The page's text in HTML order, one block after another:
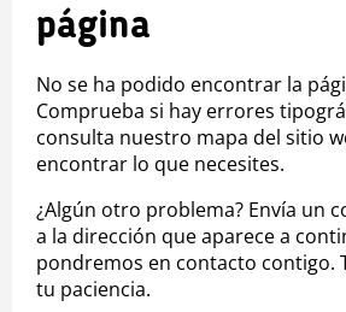
página
No se ha podido encontrar la
Comprueba si hay errores
consulta nuestro mapa del sitio
encontrar lo que necesites.
¿Algún otro problema? Envía un
a la dirección que aparece a
pondremos en contacto contigo.
tu paciencia.